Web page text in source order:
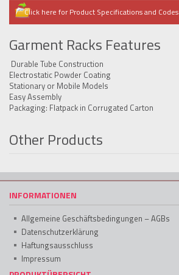
Click here for Product Specifications and Codes
Garment Racks Features
Durable Tube Construction
Electrostatic Powder Coating
Stationary or Mobile Models
Easy Assembly
Packaging: Flatpack in Corrugated Carton
Other Products
INFORMATIONEN
Allgemeine Geschäftsbedingungen – AGBs
Datenschutzerklärung
Haftungsausschluss
Impressum